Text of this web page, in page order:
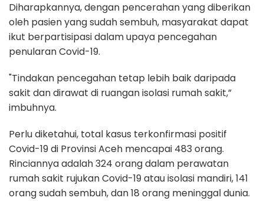
Diharapkannya, dengan pencerahan yang diberikan
oleh pasien yang sudah sembuh, masyarakat dapat
ikut berpartisipasi dalam upaya pencegahan
penularan Covid-19.
"Tindakan pencegahan tetap lebih baik daripada
sakit dan dirawat di ruangan isolasi rumah sakit,”
imbuhnya.
Perlu diketahui, total kasus terkonfirmasi positif
Covid-19 di Provinsi Aceh mencapai 483 orang.
Rinciannya adalah 324 orang dalam perawatan
rumah sakit rujukan Covid-19 atau isolasi mandiri, 141
orang sudah sembuh, dan 18 orang meninggal dunia.